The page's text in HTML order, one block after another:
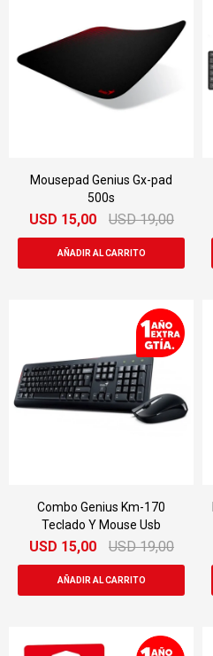
Mousepad Genius Gx-pad
500s
USD 15,00 USD 19,00
Combo Genius Km-170
Teclado Y Mouse Usb
USD 15,00 USD 19,00